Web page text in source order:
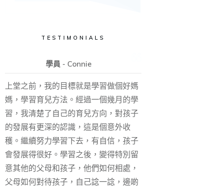
TESTIMONIALS
學員 - Connie
上堂之前，我的目標就是學習做個好媽
媽，學習育兒方法。經過一個幾月的學
習，我清楚了自己的育兒方向，對孩子
的發展有更深的認識，這是個意外收
穫。繼續努力學習下去，有自信，孩子
會發展得很好。學習之後，變得特別留
意其他的父母和孩子，他們如何相處，
父母如何對待孩子，自己諗一諗，邊啲